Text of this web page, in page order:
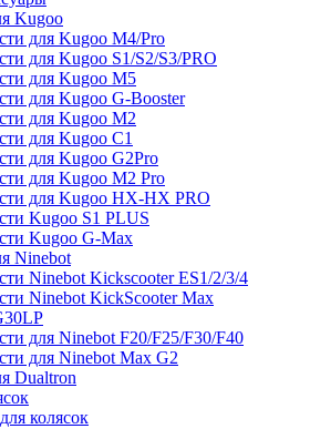
Kugoo
для Kugoo M4/Pro
для Kugoo S1/S2/S3/PRO
для Kugoo M5
для Kugoo G-Booster
для Kugoo M2
для Kugoo C1
для Kugoo G2Pro
для Kugoo M2 Pro
для Kugoo HX-HX PRO
Kugoo S1 PLUS
Kugoo G-Max
Ninebot
Ninebot Kickscooter ES1/2/3/4
Ninebot KickScooter Max
для Ninebot F20/F25/F30/F40
для Ninebot Max G2
Dualtron
колясок